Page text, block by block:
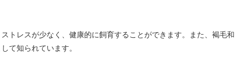
トレスが少なく、健康的に飼育することができます。また、褐毛和
て知られています。